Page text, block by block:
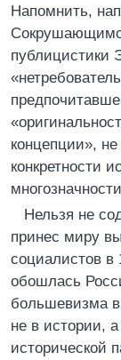
Напомнить,
публицистики
концепции»,
конкретности
Нельзя не
принес миру
социалистов в
обошлась
большевизма
не в истории,
исторической